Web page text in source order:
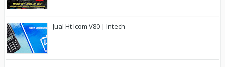
Jual Ht Icom V80 | Intech